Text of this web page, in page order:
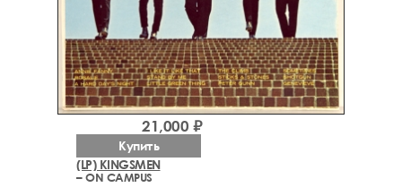
(LP) KINGSMEN
– ON CAMPUS
21,000 ₽
Купить